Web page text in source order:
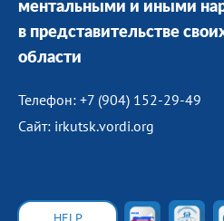
ментальными и иными
в представительстве
области
Телефон: +7 (904) 152-29-49
Сайт: irkutsk.vordi.org